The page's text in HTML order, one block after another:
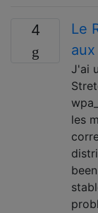
4
Le
J'ai
les